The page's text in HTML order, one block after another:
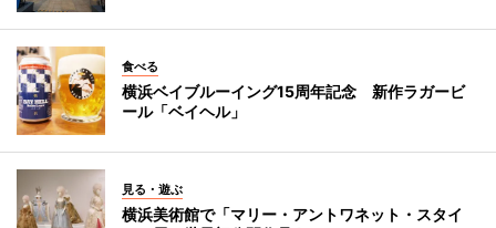
食べる
横浜ベイブルーイング15周年記念 新作ラガービ
ール「ベイヘル」
見る・遊ぶ
横浜美術館で「マリー・アントワネット・スタイ